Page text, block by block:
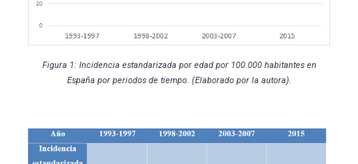
Figura 1: Incidencia estandarizada por edad por 100.000 habitantes en
España por periodos de tiempo. (Elaborado por la autora).